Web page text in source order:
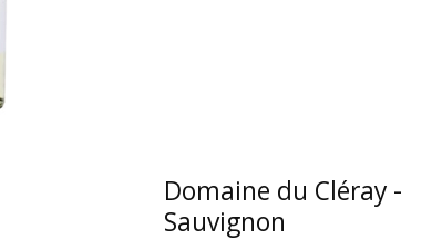
Domaine du Cléray -
Sauvignon